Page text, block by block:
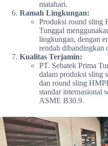
matahari.
Ramah Lingkungan:
Produksi round sling
Tunggal
lingkungan, dengan
rendah dibandingkan
Kualitas Terjamin:
PT. Sebatek Prima
dalam produksi sling
dan round sling
standar internasional
ASME B30.9.